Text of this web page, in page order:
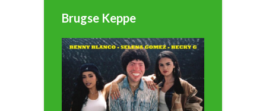
Brugse Keppe